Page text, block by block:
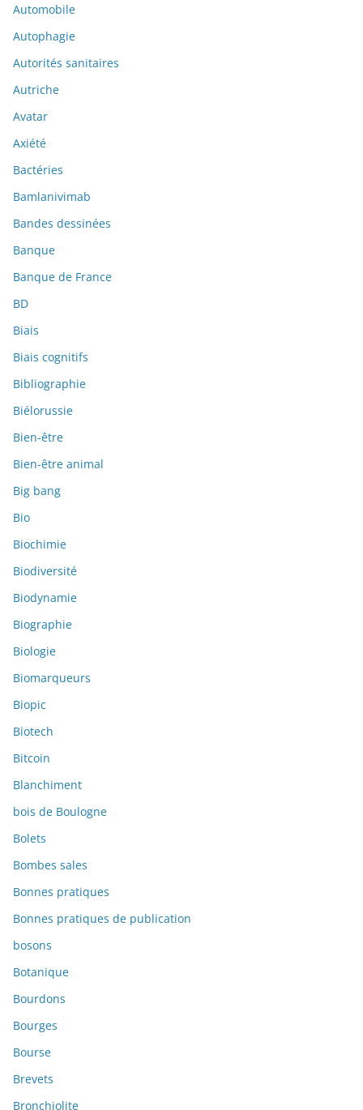
Automobile
Autophagie
Autorités sanitaires
Autriche
Avatar
Axiété
Bactéries
Bamlanivimab
Bandes dessinées
Banque
Banque de France
BD
Biais
Biais cognitifs
Bibliographie
Biélorussie
Bien-être
Bien-être animal
Big bang
Bio
Biochimie
Biodiversité
Biodynamie
Biographie
Biologie
Biomarqueurs
Biopic
Biotech
Bitcoin
Blanchiment
bois de Boulogne
Bolets
Bombes sales
Bonnes pratiques
Bonnes pratiques de publication
bosons
Botanique
Bourdons
Bourges
Bourse
Brevets
Bronchiolite